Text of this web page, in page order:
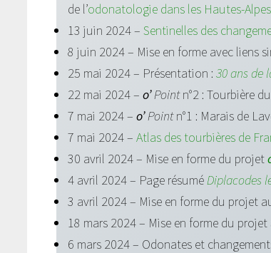
de l’odonatologie dans les Hautes-Alpes
13 juin 2024 –Sentinelles des
8 juin 2024 – Mise en forme avec liens
25 mai 2024 – Présentation :30 ans de
22 mai 2024 –o’Pointn°2 : Tourbière
7 mai 2024 –o’Pointn°1 : Marais de
7 mai 2024 –Atlas des tourbières de
30 avril 2024 – Mise en forme du projet
4 avril 2024 – Page résuméDiplacodes
3 avril 2024 – Mise en forme du projet
18 mars 2024 – Mise en forme du
6 mars 2024 – Odonates et